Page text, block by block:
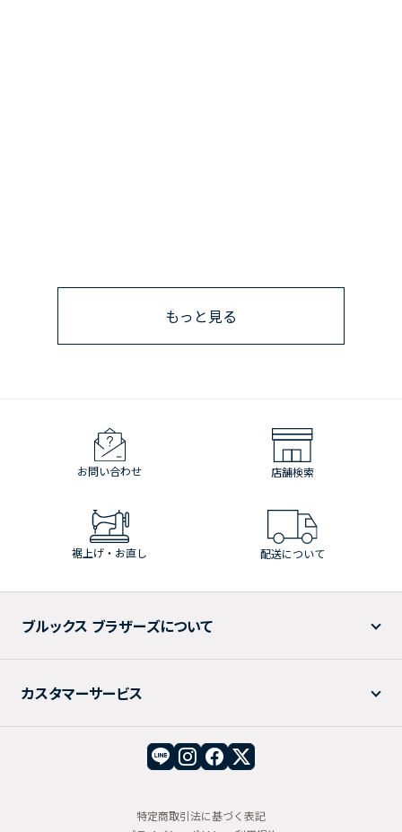
もっと見る
お問い合わせ 店舗検索
裾上げ・お直し 配送について
ブルックス ブラザーズについて
カスタマーサービス
特定商取引法に基づく表記